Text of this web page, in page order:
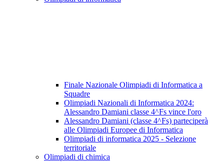
Finale Nazionale Olimpiadi di Informatica a
Squadre
Olimpiadi Nazionali di Informatica 2024:
Alessandro Damiani classe 4^Fs vince l'oro
Alessandro Damiani (classe 4^Fs) parteciperà
alle Olimpiadi Europee di Informatica
Olimpiadi di informatica 2025 - Selezione
territoriale
Olimpiadi di chimica